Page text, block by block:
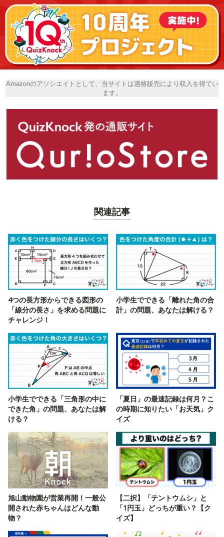
Amazonのアソシエイトとして、当サイトは適格販売により収入を得てい
ます。
関連記事
4つの長方形からできる図形の
「線分の長さ」を求める問題に
チャレンジ！
小学生でできる「離れた角の合
計」の問題、あなたは解ける？
小学生でできる「三角形の中に
できた角」の問題、あなたは解
ける？
「夏日」の最速記録は何月？こ
の時期に知りたい「お天気」ク
イズ
旭山動物園が営業再開！一般公
開された赤ちゃんはどんな動
物？
【二択】「テントウムシ」と
「1円玉」どっちが重い？【ク
イズ】